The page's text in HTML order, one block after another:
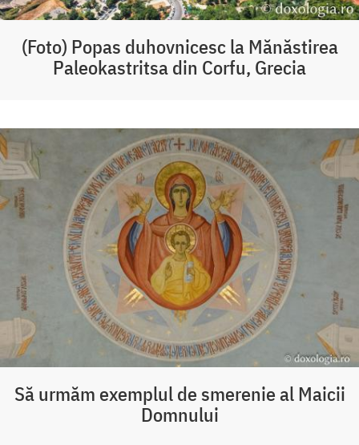
(Foto) Popas duhovnicesc la Mănăstirea
Paleokastritsa din Corfu, Grecia
Să urmăm exemplul de smerenie al Maicii
Domnului